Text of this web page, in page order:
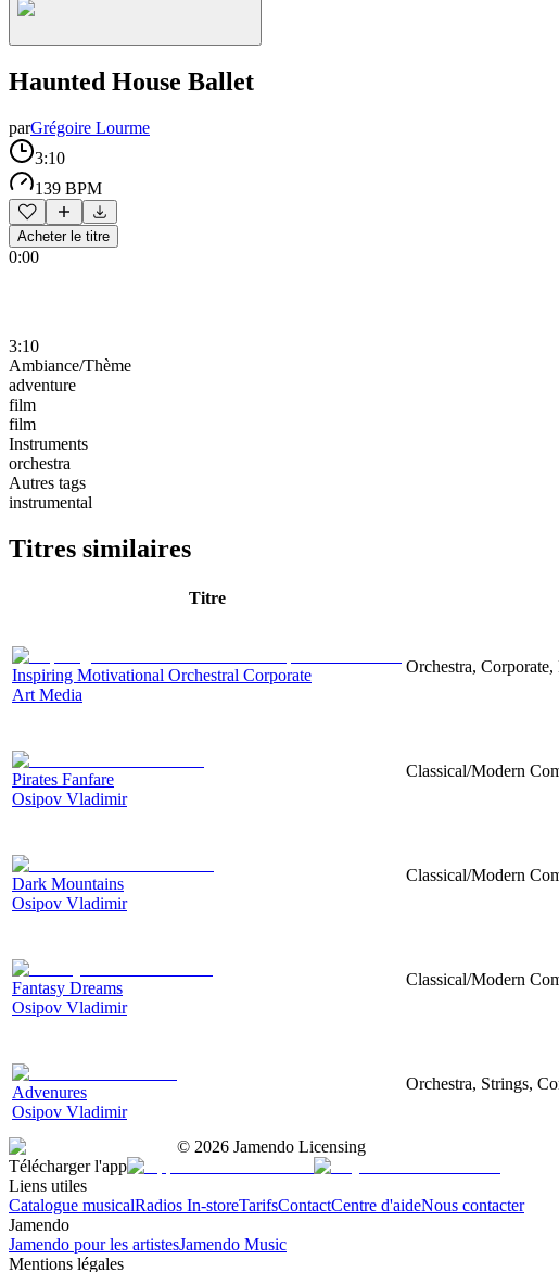
Haunted House Ballet
parGrégoire Lourme
3:10
139 BPM
Acheter le titre
0:00
3:10
Ambiance/Thème
adventure
film
film
Instruments
orchestra
Autres tags
instrumental
Titres similaires
Titre
Inspiring Motivational Orchestral Corporate
Art Media
Orchestra,
Pirates Fanfare
Osipov Vladimir
Classical/Modern
Dark Mountains
Osipov Vladimir
Classical/Modern
Fantasy Dreams
Osipov Vladimir
Classical/Modern
Advenures
Osipov Vladimir
Orchestra, Strings,
© 2026 Jamendo Licensing
Télécharger l'app
Liens utiles
Catalogue musicalRadios In-storeTarifsContactCentre d'aideNous contacter
Jamendo
Jamendo pour les artistesJamendo Music
Mentions légales